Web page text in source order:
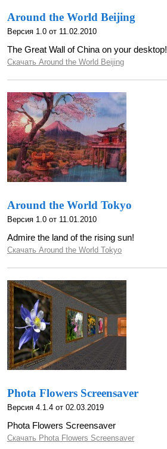
Around the World Beijing
Версия 1.0 от 11.02.2010
The Great Wall of China on your desktop!
Скачать Around the World Beijing
Around the World Tokyo
Версия 1.0 от 11.01.2010
Admire the land of the rising sun!
Скачать Around the World Tokyo
Phota Flowers Screensaver
Версия 4.1.4 от 02.03.2019
Phota Flowers Screensaver
Скачать Phota Flowers Screensaver